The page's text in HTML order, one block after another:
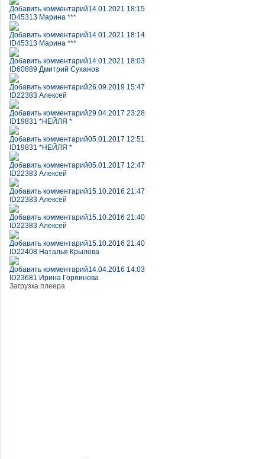
Добавить комментарий14.01.2021 18:15
ID45313 Марина ***
Добавить комментарий14.01.2021 18:14
ID45313 Марина ***
Добавить комментарий14.01.2021 18:03
ID60889 Дмитрий Суханов
Добавить комментарий26.09.2019 15:47
ID22383 Алексей
Добавить комментарий29.04.2017 23:28
ID19831 *НЕЙЛЯ *
Добавить комментарий05.01.2017 12:51
ID19831 *НЕЙЛЯ *
Добавить комментарий05.01.2017 12:47
ID22383 Алексей
Добавить комментарий15.10.2016 21:47
ID22383 Алексей
Добавить комментарий15.10.2016 21:40
ID22383 Алексей
Добавить комментарий15.10.2016 21:40
ID22408 Наталья Крылова
Добавить комментарий14.04.2016 14:03
ID23681 Ирина Горяинова
Загрузка плеера